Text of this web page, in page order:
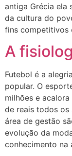
antiga Grécia ela
da cultura do
fins competitivos
A
Futebol é a
popular. O
milhões e
de reais todos os
área de gestão
evolução da
conhecimento